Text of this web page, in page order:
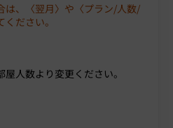
は、〈翌月〉や〈プラン/人数/
ださい。
人数より変更ください。